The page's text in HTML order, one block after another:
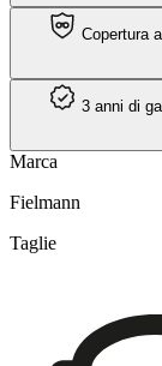
Copertura
3 anni di
Marca
Fielmann
Taglie